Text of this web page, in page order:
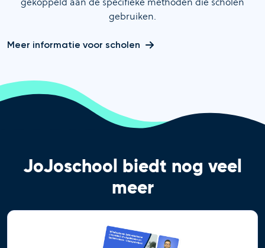
gebruiken.
Meer informatie voor scholen
JoJoschool biedt nog veel
meer